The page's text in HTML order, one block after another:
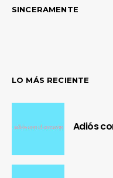
SINCERAMENTE
LO MÁS RECIENTE
Adiós